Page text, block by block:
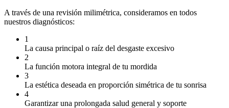
A través de una revisión milimétrica, consideramos en todos
nuestros diagnósticos:
1
La causa principal o raíz del desgaste excesivo
2
La función motora integral de tu mordida
3
La estética deseada en proporción simétrica de tu sonrisa
4
Garantizar una prolongada salud general y soporte